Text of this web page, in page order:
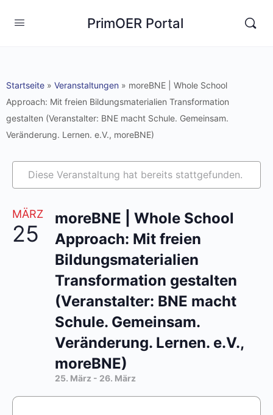
PrimOER Portal
Startseite » Veranstaltungen » moreBNE | Whole School
Approach: Mit freien Bildungsmaterialien Transformation
gestalten (Veranstalter: BNE macht Schule. Gemeinsam.
Veränderung. Lernen. e.V., moreBNE)
Diese Veranstaltung hat bereits stattgefunden.
MÄRZ
25
moreBNE | Whole School
Approach: Mit freien
Bildungsmaterialien
Transformation gestalten
(Veranstalter: BNE macht
Schule. Gemeinsam.
Veränderung. Lernen. e.V.,
moreBNE)
25. März - 26. März